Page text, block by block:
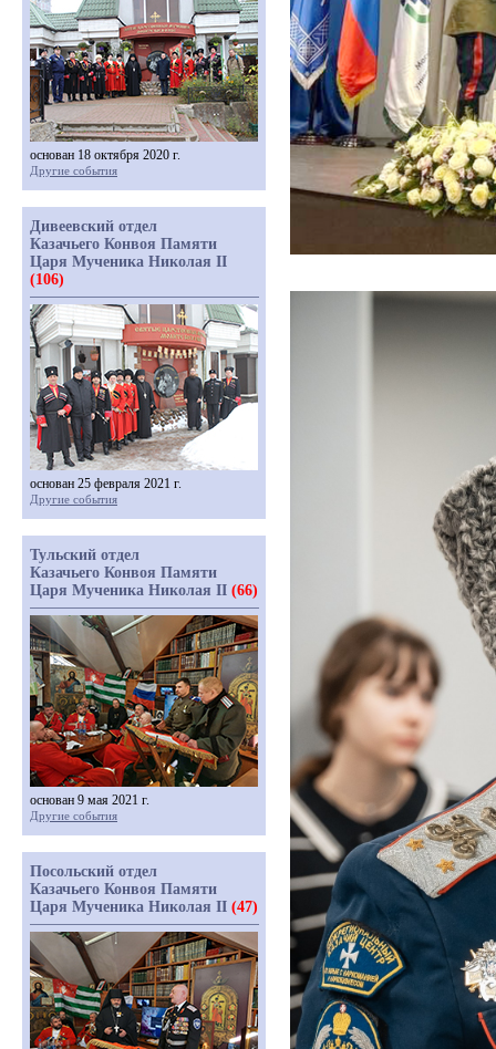
основан 18 октября 2020 г.
Другие события
Дивеевский отдел
Казачьего Конвоя Памяти
Царя Мученика Николая II
(106)
основан 25 февраля 2021 г.
Другие события
Тульский отдел
Казачьего Конвоя Памяти
Царя Мученика Николая II (66)
основан 9 мая 2021 г.
Другие события
Посольский отдел
Казачьего Конвоя Памяти
Царя Мученика Николая II (47)